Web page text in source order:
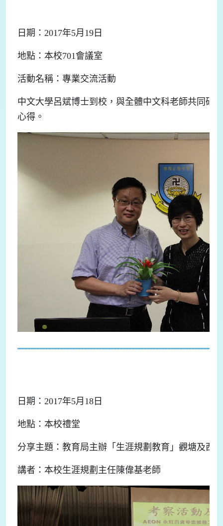
日期：2017年5月19日
地點：本校701會議室
活動名稱：專業交流活動
中文大學呂斌博士到校，與全體中文科老師共同研
心得。
日期：2017年5月18日
地點：本校禮堂
分享主題：教育局主辦「生涯規劃教育」觀塘及西
講者：本校生涯規劃主任陳偉基老師